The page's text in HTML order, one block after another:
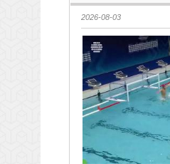
2026-08-03